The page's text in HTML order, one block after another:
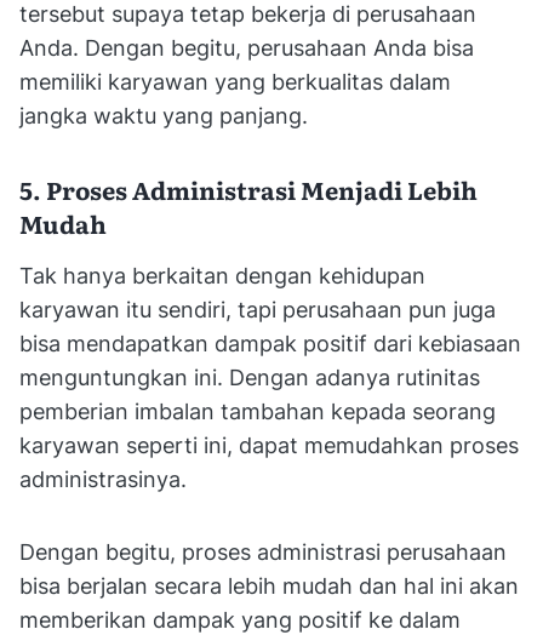
tersebut supaya tetap bekerja di perusahaan
Anda. Dengan begitu, perusahaan Anda bisa
memiliki karyawan yang berkualitas dalam
jangka waktu yang panjang.
5. Proses Administrasi Menjadi Lebih
Mudah
Tak hanya berkaitan dengan kehidupan
karyawan itu sendiri, tapi perusahaan pun juga
bisa mendapatkan dampak positif dari kebiasaan
menguntungkan ini. Dengan adanya rutinitas
pemberian imbalan tambahan kepada seorang
karyawan seperti ini, dapat memudahkan proses
administrasinya.
Dengan begitu, proses administrasi perusahaan
bisa berjalan secara lebih mudah dan hal ini akan
memberikan dampak yang positif ke dalam